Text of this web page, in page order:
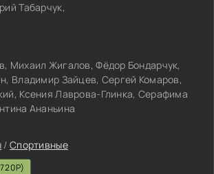
Табарчук,
Михаил Жигалов, Фёдор Бондарчук,
Владимир Зайцев, Сергей Комаров,
Ксения Лаврова-Глинка, Серафима
Ананьина
/Спортивные